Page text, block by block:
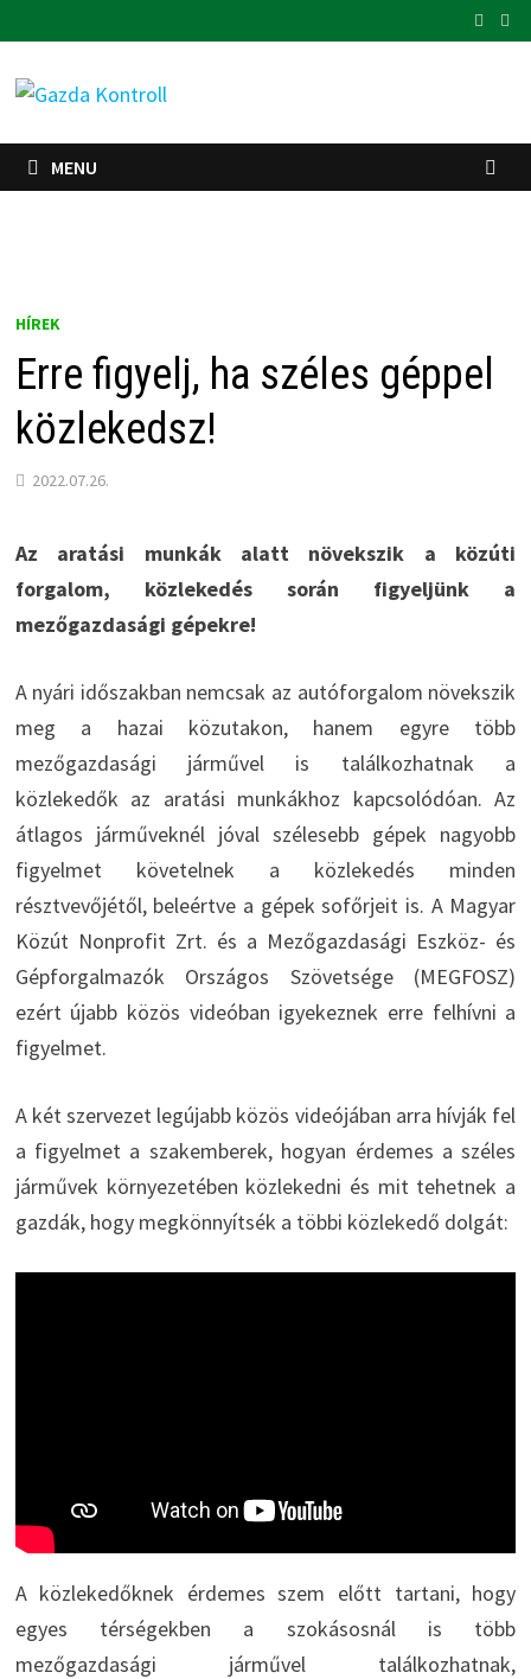
to
content
MENU
HÍREK
Erre figyelj, ha széles géppel
közlekedsz!
2022.07.26.
Az aratási munkák alatt növekszik a közúti
forgalom, közlekedés során figyeljünk a
mezőgazdasági gépekre!
A nyári időszakban nemcsak az autóforgalom növekszik
meg a hazai közutakon, hanem egyre több
mezőgazdasági járművel is találkozhatnak a
közlekedők az aratási munkákhoz kapcsolódóan. Az
átlagos járműveknél jóval szélesebb gépek nagyobb
figyelmet követelnek a közlekedés minden
résztvevőjétől, beleértve a gépek sofőrjeit is. A Magyar
Közút Nonprofit Zrt. és a Mezőgazdasági Eszköz- és
Gépforgalmazók Országos Szövetsége (MEGFOSZ)
ezért újabb közös videóban igyekeznek erre felhívni a
figyelmet.
A két szervezet legújabb közös videójában arra hívják fel
a figyelmet a szakemberek, hogyan érdemes a széles
járművek környezetében közlekedni és mit tehetnek a
gazdák, hogy megkönnyítsék a többi közlekedő dolgát:
A közlekedőknek érdemes szem előtt tartani, hogy
egyes térségekben a szokásosnál is több
mezőgazdasági járművel találkozhatnak,